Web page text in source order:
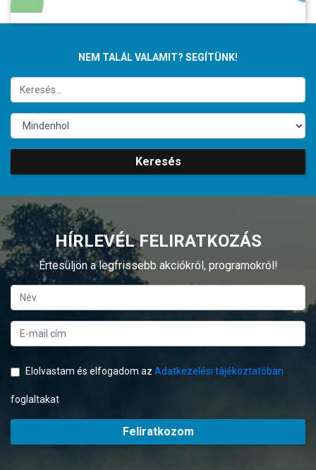
NEM TALÁL VALAMIT? SEGÍTÜNK!
Keresés
HÍRLEVÉL FELIRATKOZÁS
Értesüljön a legfrissebb akciókról, programokról!
Elolvastam és elfogadom az Adatkezelési tájékoztatóban
foglaltakat
Feliratkozom